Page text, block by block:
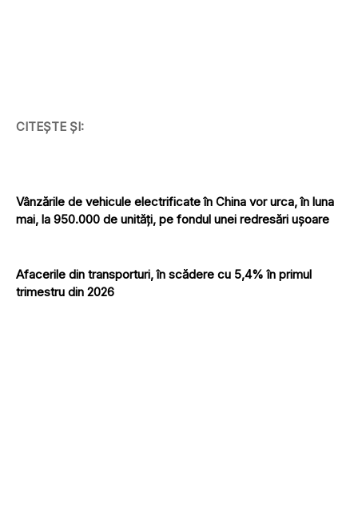
CITEȘTE ȘI:
Vânzările de vehicule electrificate în China vor urca, în luna
mai, la 950.000 de unități, pe fondul unei redresări ușoare
Afacerile din transporturi, în scădere cu 5,4% în primul
trimestru din 2026